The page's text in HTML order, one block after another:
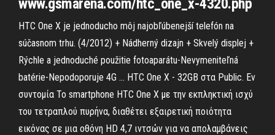
www.gsmarena.com/htc_one_x-4320.php
HTC One X je jednoducho môj najobľúbenejší telefón na
súčasnom trhu. (4/2012) + Nádherný dizajn + Skvelý displej +
Rýchle a jednoduché použitie fotoaparátu-Nevymeniteľná
batérie-Nepodoporuje 4G … HTC One X - 32GB στα Public. Eν
συντομία Το smartphone HTC One X με την εκπληκτική ισχύ
του τετραπλού πυρήνα, διαθέτει εξαιρετική ποιότητα
εικόνας σε μια οθόνη HD 4,7 ιντσών για να απολαμβάνεις